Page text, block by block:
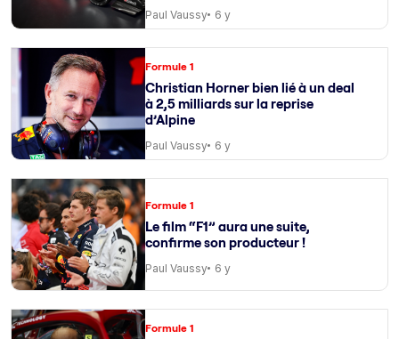
Paul Vaussy 6 y
Formule 1
Christian Horner bien lié à un deal
à 2,5 milliards sur la reprise
d’Alpine
Paul Vaussy 6 y
Formule 1
Le film “F1” aura une suite,
confirme son producteur !
Paul Vaussy 6 y
Formule 1